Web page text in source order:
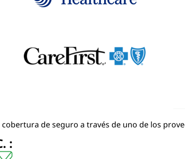
de seguro a través de uno de los
: